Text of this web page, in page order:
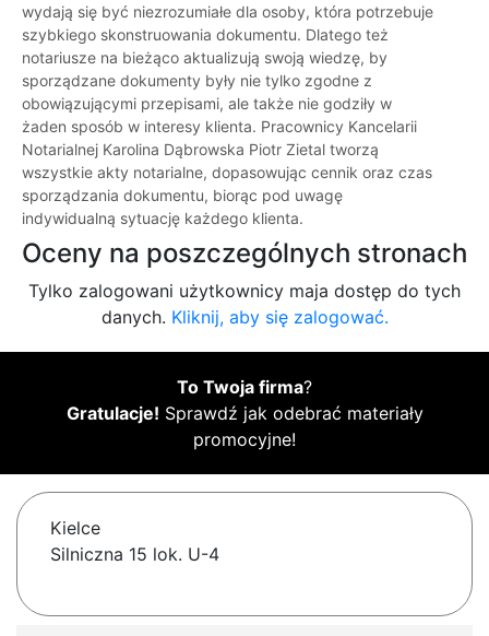
wydają się być niezrozumiałe dla osoby, która potrzebuje
szybkiego skonstruowania dokumentu. Dlatego też
notariusze na bieżąco aktualizują swoją wiedzę, by
sporządzane dokumenty były nie tylko zgodne z
obowiązującymi przepisami, ale także nie godziły w
żaden sposób w interesy klienta. Pracownicy Kancelarii
Notarialnej Karolina Dąbrowska Piotr Zietal tworzą
wszystkie akty notarialne, dopasowując cennik oraz czas
sporządzania dokumentu, biorąc pod uwagę
indywidualną sytuację każdego klienta.
Oceny na poszczególnych stronach
Tylko zalogowani użytkownicy maja dostęp do tych
danych. Kliknij, aby się zalogować.
To Twoja firma?
Gratulacje! Sprawdź jak odebrać materiały
promocyjne!
Kielce
Silniczna 15 lok. U-4